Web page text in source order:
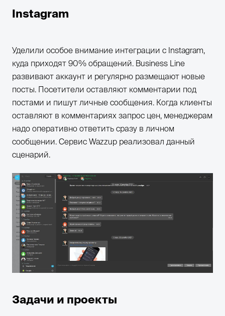
Instagram
Уделили особое внимание интеграции с Instagram,
куда приходят 90% обращений. Business Line
развивают аккаунт и регулярно размещают новые
посты. Посетители оставляют комментарии под
постами и пишут личные сообщения. Когда клиенты
оставляют в комментариях запрос цен, менеджерам
надо оперативно ответить сразу в личном
сообщении. Сервис Wazzup реализовал данный
сценарий.
Задачи и проекты